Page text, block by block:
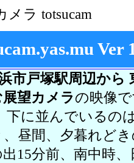
メラ totsucam
Ver
市戸塚駅周辺から
望カメラの映像
下に並んでいるの
、昼間、夕暮れど
15分前、南中時